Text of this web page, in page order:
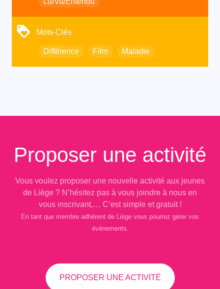
Mots-Clés
Différence Film Maladie
Proposer une activité
Vous voulez proposer une nouvelle activité aux jeunes
de Liège ? N’hésitez pas à vous joindre à nous en
vous inscrivant,… C’est simple et gratuit !
En tant que membre adhérent de Liège vous pourrez gérer vos
événements.
PROPOSER UNE ACTIVITÉ